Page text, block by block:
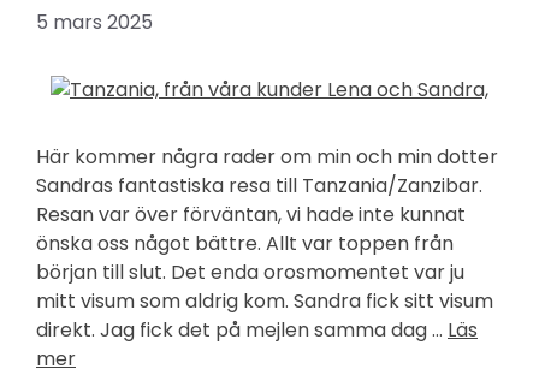
5 mars 2025
Här kommer några rader om min och min dotter
Sandras fantastiska resa till Tanzania/Zanzibar.
Resan var över förväntan, vi hade inte kunnat
önska oss något bättre. Allt var toppen från
början till slut. Det enda orosmomentet var ju
mitt visum som aldrig kom. Sandra fick sitt visum
direkt. Jag fick det på mejlen samma dag … Läs
mer